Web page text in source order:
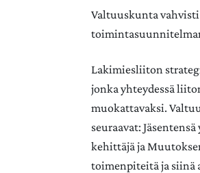
Valtuuskunta
Lakimiesliiton
jonka yhteydessä
muokattavaksi.
seuraavat:
kehittäjä ja
toimenpiteitä ja siinä